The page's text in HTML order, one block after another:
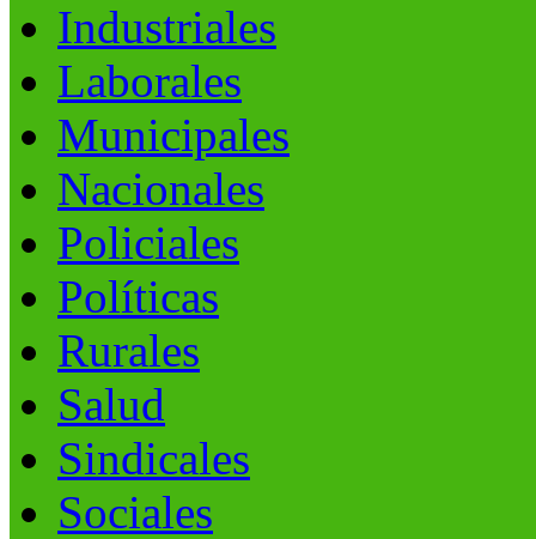
Industriales
Laborales
Municipales
Nacionales
Policiales
Políticas
Rurales
Salud
Sindicales
Sociales